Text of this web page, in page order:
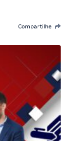
Compartilhe